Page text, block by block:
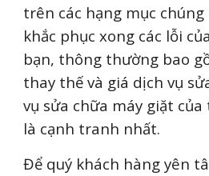
trên các hạng mục
khắc phục xong các lỗi
bạn, thông thường bao
thay thế và giá dịch vụ
vụ sửa chữa máy giặt
là cạnh tranh nhất.
Để quý khách hàng yên